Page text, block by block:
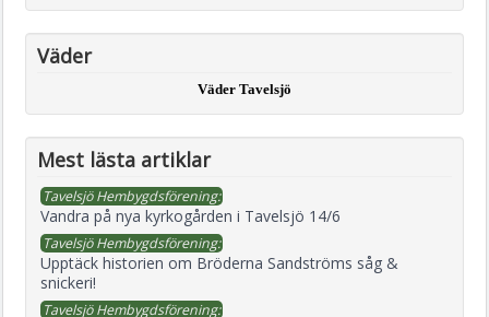
Väder
Väder Tavelsjö
Mest lästa artiklar
Tavelsjö Hembygdsförening:
Vandra på nya kyrkogården i Tavelsjö 14/6
Tavelsjö Hembygdsförening:
Upptäck historien om Bröderna Sandströms såg &
snickeri!
Tavelsjö Hembygdsförening: